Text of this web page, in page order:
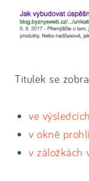
Titulek se
ve
v okně
v záložkách